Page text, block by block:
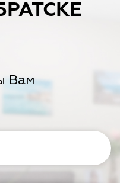
Вам